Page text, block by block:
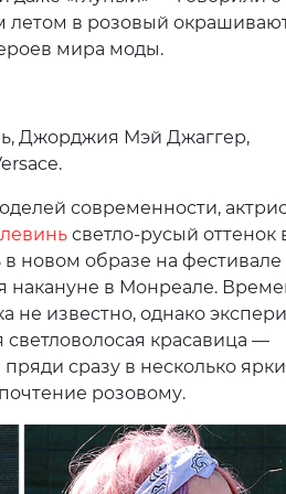
летом в розовый
мира моды.
Джорджия Мэй Джаггер,
современности,
светло-русый оттенок
новом образе на
накануне в Монреале.
не известно, однако
красавица —
сразу в несколько
розовому.